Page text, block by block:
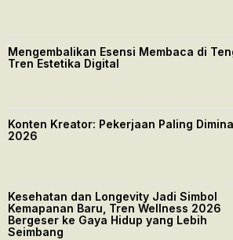
Mengembalikan Esensi Membaca di
Tren Estetika Digital
Konten Kreator: Pekerjaan Paling
2026
Kesehatan dan Longevity Jadi Simbol
Kemapanan Baru, Tren Wellness 2026
Bergeser ke Gaya Hidup yang Lebih
Seimbang